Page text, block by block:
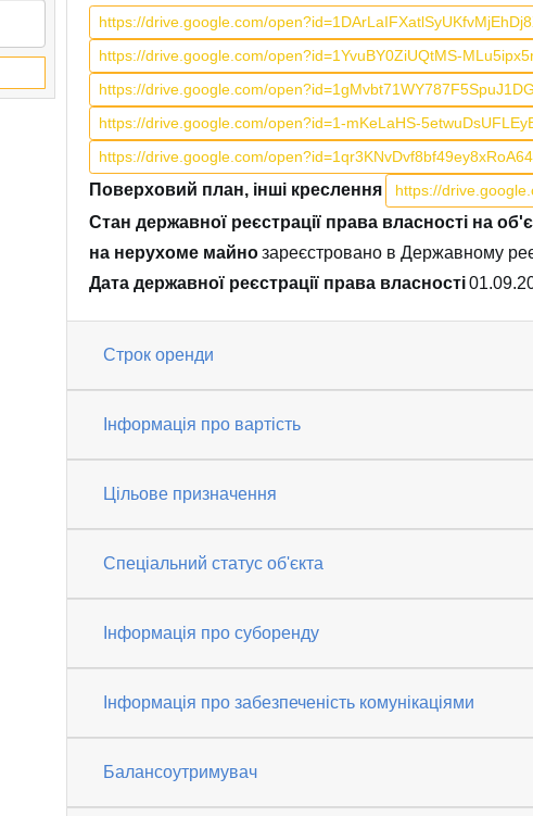
https://drive.google.com/
https://drive.google.com/open?id=1YvuBY0ZiUQtMS-
https://drive.google.com/
https://drive.google.com/open?id=1-mKeLaHS-
https://drive.google.com/
Поверховий план, інші креслення https://
Стан державної реєстрації права власності на
на нерухоме майно зареєстровано в Державному
Дата державної реєстрації права власності
Строк оренди
Інформація про вартість
Цільове призначення
Спеціальний статус об'єкта
Інформація про суборенду
Інформація про забезпеченість комунікаціями
Балансоутримувач